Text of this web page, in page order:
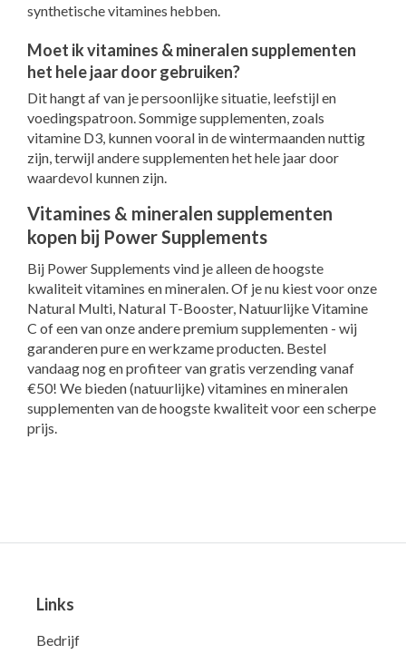
synthetische vitamines hebben.
Moet ik vitamines & mineralen supplementen
het hele jaar door gebruiken?
Dit hangt af van je persoonlijke situatie, leefstijl en
voedingspatroon. Sommige supplementen, zoals
vitamine D3, kunnen vooral in de wintermaanden nuttig
zijn, terwijl andere supplementen het hele jaar door
waardevol kunnen zijn.
Vitamines & mineralen supplementen
kopen bij Power Supplements
Bij Power Supplements vind je alleen de hoogste
kwaliteit vitamines en mineralen. Of je nu kiest voor onze
Natural Multi, Natural T-Booster, Natuurlijke Vitamine
C of een van onze andere premium supplementen - wij
garanderen pure en werkzame producten. Bestel
vandaag nog en profiteer van gratis verzending vanaf
€50! We bieden (natuurlijke) vitamines en mineralen
supplementen van de hoogste kwaliteit voor een scherpe
prijs.
Links
Bedrijf